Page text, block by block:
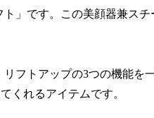
」です。この美顔器兼ス
リフトアップの3つの機能を
くれるアイテムです。